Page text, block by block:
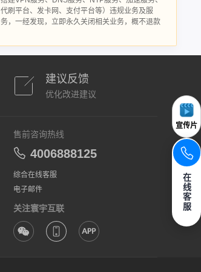
代刷平台、发卡网、支付平台等）违规业务及服
务，一经发现，立即永久关闭相关业务，概不退款
建议反馈
优化改进建议
售前咨询热线
4006888125
综合在线客服
电子邮件
关注寰宇互联
宣传片
在
线
客
服